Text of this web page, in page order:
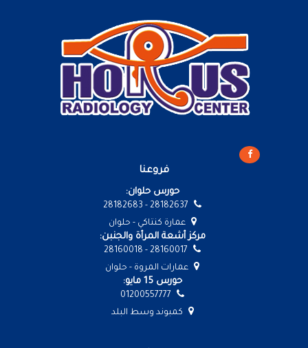
فروعنا
حورس حلوان:
عمارة كنتاكي - حلوان
مركز أشعة المرأة والجنبن:
عمارات المروة - حلوان
حورس 15 مايو:
كمبوند وسط البلد